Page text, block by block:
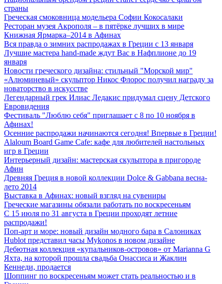
страны
Греческая смоковница модельера Софии Кокосалаки
Ресторан музея Акрополя – в пятёрке лучших в мире
Книжная Ярмарка–2014 в Афинах
Вся правда о зимних распродажах в Греции с 13 января
Лучшие мастера hand-made ждут Вас в Нафплионе до 19
января
Новости греческого дизайна: стильный "Морской мир"
«Алюминевый» скульптор Никос Флорос получил награду за
новаторство в искусстве
Легендарный грек Илиас Ледакис придумал сцену Детского
Евровидения
Фестиваль "Люблю себя" приглашает с 8 по 10 ноября в
Афинах!
Осенние распродажи начинаются сегодня! Впервые в Греции!
Alaloum Board Game Cafe: кафе для любителей настольных
игр в Греции
Интерьерный дизайн: мастерская скульптора в пригороде
Афин
Древняя Греция в новой коллекции Dolce & Gabbana весна-
лето 2014
Выставка в Афинах: новый взгляд на сувениры
Греческие магазины обязали работать по воскресеньям
С 15 июля по 31 августа в Греции проходят летние
распродажи!
Поп-арт и море: новый дизайн модного бара в Салониках
Hublot представил часы Mykonos в новом дизайне
Дебютная коллекция «купальников-островов» от Marianna G
Яхта, на которой прошла свадьба Онассиса и Жаклин
Кеннеди, продается
Шоппинг по воскресеньям может стать реальностью и в